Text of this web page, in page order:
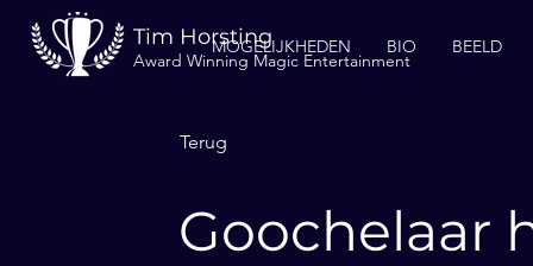
Tim Horsting
Award Winning Magic Entertainment
MOGELIJKHEDEN BIO BEELD
Terug
Goochelaar